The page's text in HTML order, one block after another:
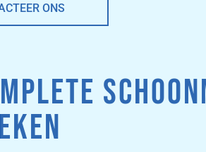
VLOERKLEED REINIGEN
PRIJZEN
ONS